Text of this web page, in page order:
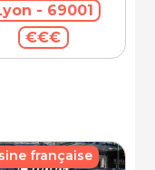
Dieu- 69001
€€€
française